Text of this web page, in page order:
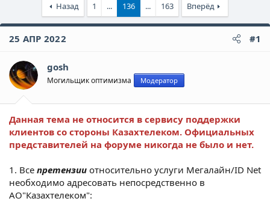
Назад 1 ... 136 ... 163 Вперёд
25 АПР 2022 #1
gosh
Могильщик оптимизма Модератор
Данная тема не относится в сервису поддержки
клиентов со стороны Казахтелеком. Официальных
представителей на форуме никогда не было и нет.
1. Все претензии относительно услуги Мегалайн/ID Net
необходимо адресовать непосредственно в
АО"Казахтелеком":